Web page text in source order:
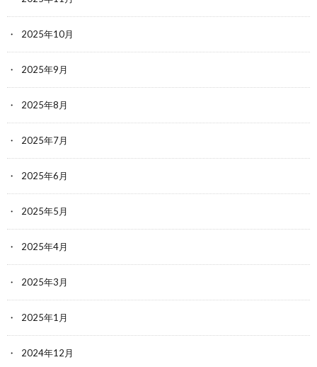
2025年10月
2025年9月
2025年8月
2025年7月
2025年6月
2025年5月
2025年4月
2025年3月
2025年1月
2024年12月